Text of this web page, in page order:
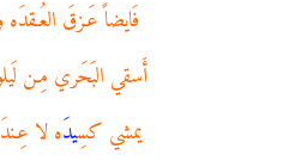
فَايضاً عَـزقَ
أَسقي البَحَري مِـن
يمشي كسِيدَه لا